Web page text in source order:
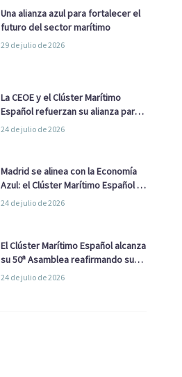
Una alianza azul para fortalecer el
futuro del sector marítimo
29 de julio de 2026
La CEOE y el Clúster Marítimo
Español refuerzan su alianza para
impulsar una estrategia Nacional
24 de julio de 2026
Madrid se alinea con la Economía
Azul: el Clúster Marítimo Español y
la Real Liga Naval avanzan alianzas
24 de julio de 2026
El Clúster Marítimo Español alcanza
su 50ª Asamblea reafirmando su
liderazgo en la Economía Azul
24 de julio de 2026